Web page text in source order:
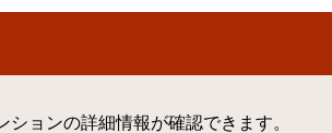
ョンの詳細情報が確認できます。